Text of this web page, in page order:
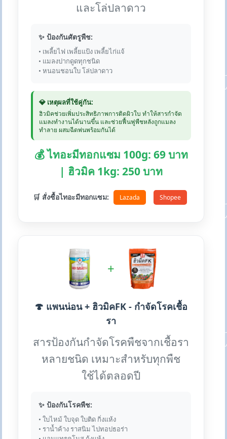
และโล่ปลาดาว
✨ ป้องกันศัตรูพืช:
• เพลี้ยไฟ เพลี้ยแป้ง เพลี้ยไก่แจ้
• แมลงปากดูดทุกชนิด
• หนอนชอนใบ โล่ปลาดาว
💎 เหตุผลที่ใช้คู่กัน:
ฮิวมิคช่วยเพิ่มประสิทธิภาพการติดผิวใบ ทำให้สารกำจัด
แมลงทำงานได้นานขึ้น และช่วยฟื้นฟูพืชหลังถูกแมลง
ทำลาย ผสมฉีดพ่นพร้อมกันได้
💰 ไทอะมีทอกแซม 100g: 69 บาท
| ฮิวมิค 1kg: 250 บาท
🛒 สั่งซื้อไทอะมีทอกแซม: Lazada Shopee
+
🍄 แพนน่อน + ฮิวมิคFK - กำจัดโรคเชื้อ
รา
สารป้องกันกำจัดโรคพืชจากเชื้อรา
หลายชนิด เหมาะสำหรับทุกพืช
ใช้ได้ตลอดปี
✨ ป้องกันโรคพืช:
• ใบไหม้ ใบจุด ใบติด กิ่งแห้ง
• ราน้ำค้าง ราสนิม ไปทอปธอร่า